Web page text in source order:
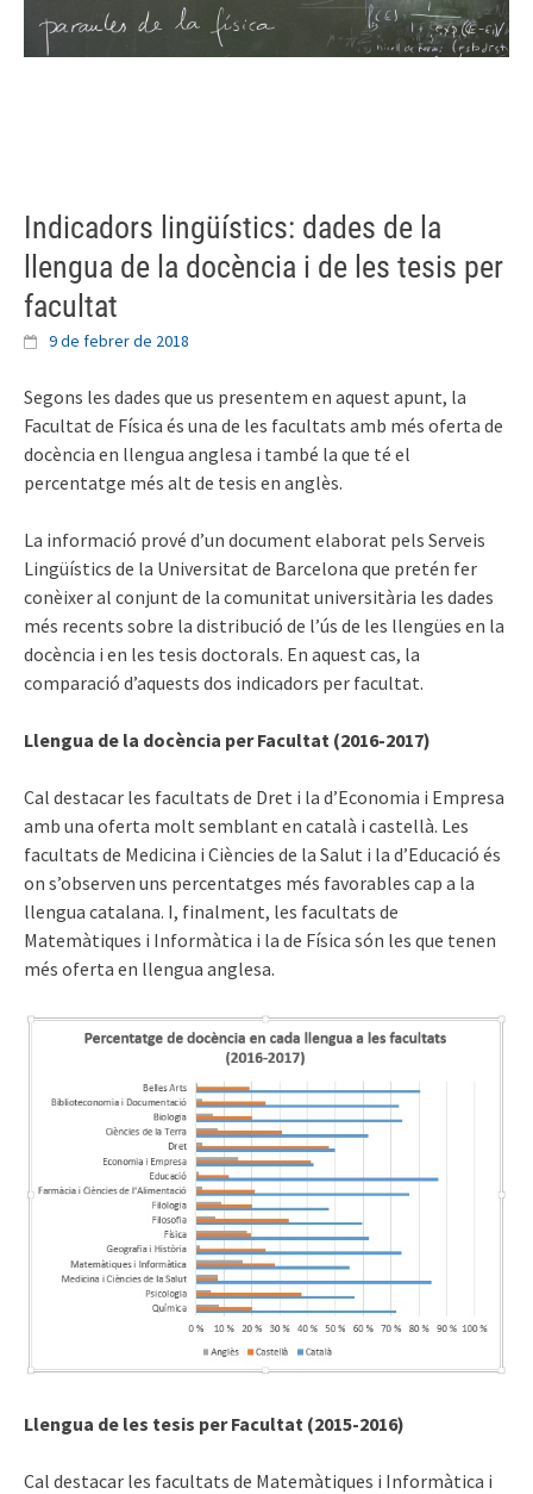
Indicadors lingüístics: dades de la
llengua de la docència i de les tesis per
facultat
9 de febrer de 2018
Segons les dades que us presentem en aquest apunt, la
Facultat de Física és una de les facultats amb més oferta de
docència en llengua anglesa i també la que té el
percentatge més alt de tesis en anglès.
La informació prové d’un document elaborat pels Serveis
Lingüístics de la Universitat de Barcelona que pretén fer
conèixer al conjunt de la comunitat universitària les dades
més recents sobre la distribució de l’ús de les llengües en la
docència i en les tesis doctorals. En aquest cas, la
comparació d’aquests dos indicadors per facultat.
Llengua de la docència per Facultat (2016-2017)
Cal destacar les facultats de Dret i la d’Economia i Empresa
amb una oferta molt semblant en català i castellà. Les
facultats de Medicina i Ciències de la Salut i la d’Educació és
on s’observen uns percentatges més favorables cap a la
llengua catalana. I, finalment, les facultats de
Matemàtiques i Informàtica i la de Física són les que tenen
més oferta en llengua anglesa.
Llengua de les tesis per Facultat (2015-2016)
Cal destacar les facultats de Matemàtiques i Informàtica i